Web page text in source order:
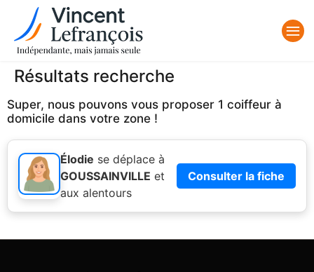
Résultats recherche
Super, nous pouvons vous proposer 1 coiffeur à
domicile dans votre zone !
Élodie se déplace à
GOUSSAINVILLE et
aux alentours
Consulter la fiche